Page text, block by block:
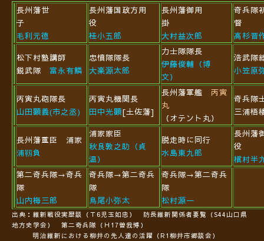
長州藩世
子
毛利元徳
長州藩国政方用
役
桂小五郎
長州藩御用
掛
大村益次郎
奇兵隊
高杉晋
松下村塾講師
鋭武隊 富永有鱗
忠憤隊隊長
大楽源太郎
力士隊隊長
伊藤俊輔（博
文）
浩武隊
小笠原
丙寅丸砲隊長
山田顕義(市之丞)
丙寅丸機関長
田中光顕[土佐藩]
長州藩軍艦 丙寅
丸
（オテント丸）
奇兵隊
三浦梧
長州藩重臣 浦家
浦靱負
浦家家臣
秋良敦之助（貞
温）
脱走時に同行
水島東九郎
長州藩
役
槇村半
第二奇兵隊→奇兵
隊
山内梅三郎
奇兵隊→第二奇兵
隊
鳥尾小弥太
奇兵隊→第二奇兵
隊
松村源一
出典：維新戦役実歴談（Ｔ6児玉如忠） 防長維新関係者要覧（S44山口県
地方史学会） 第二奇兵隊（Ｈ17曽我博）
明治維新における柳井の先人達の活躍（R1柳井市郷談会）